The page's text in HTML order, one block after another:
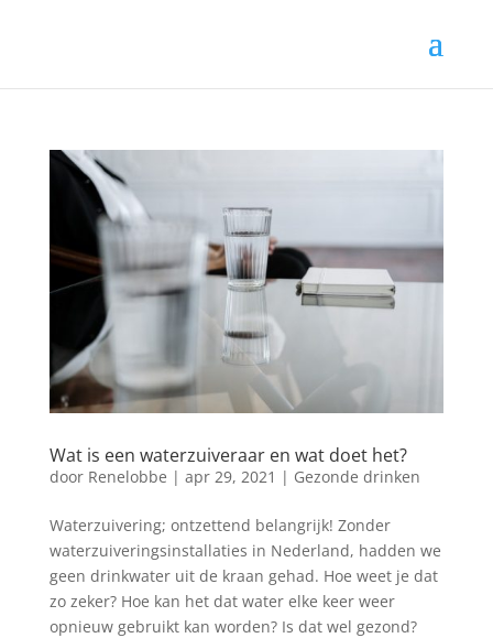
Wat is een waterzuiveraar en wat doet het?
door Renelobbe | apr 29, 2021 | Gezonde drinken
Waterzuivering; ontzettend belangrijk! Zonder
waterzuiveringsinstallaties in Nederland, hadden we
geen drinkwater uit de kraan gehad. Hoe weet je dat
zo zeker? Hoe kan het dat water elke keer weer
opnieuw gebruikt kan worden? Is dat wel gezond?